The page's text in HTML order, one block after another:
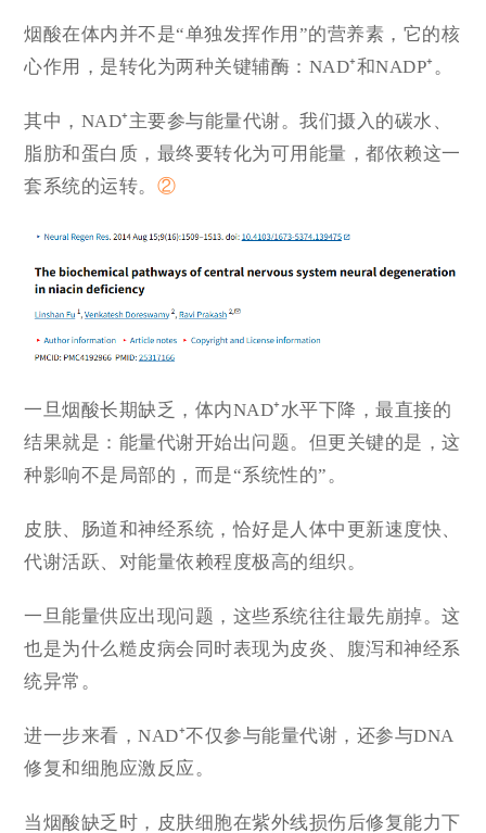
烟酸在体内并不是“单独发挥作用”的营养素，它的核
心作用，是转化为两种关键辅酶：NAD⁺和NADP⁺。
其中，NAD⁺主要参与能量代谢。我们摄入的碳水、
脂肪和蛋白质，最终要转化为可用能量，都依赖这一
套系统的运转。 ②
一旦烟酸长期缺乏，体内NAD⁺水平下降，最直接的
结果就是：能量代谢开始出问题。但更关键的是，这
种影响不是局部的，而是“系统性的”。
皮肤、肠道和神经系统，恰好是人体中更新速度快、
代谢活跃、对能量依赖程度极高的组织。
一旦能量供应出现问题，这些系统往往最先崩掉。这
也是为什么糙皮病会同时表现为皮炎、腹泻和神经系
统异常。
进一步来看，NAD⁺不仅参与能量代谢，还参与DNA
修复和细胞应激反应。
当烟酸缺乏时，皮肤细胞在紫外线损伤后修复能力下